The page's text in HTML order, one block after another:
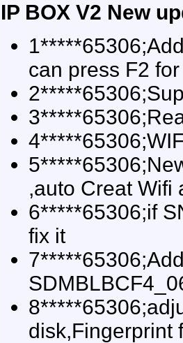
IP BOX V2 New
can press F2
,auto Creat Wifi
6*****65306;if
fix it
disk,Fingerprint